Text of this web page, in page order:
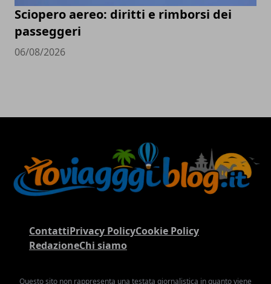
Sciopero aereo: diritti e rimborsi dei
passeggeri
06/08/2026
ContattiPrivacy PolicyCookie Policy
RedazioneChi siamo
Questo sito non rappresenta una testata giornalistica in quanto viene